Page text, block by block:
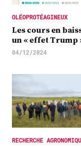
OLÉOPROTÉAGINEUX
Les cours en
un « effet Trump
04/12/2024
RECHERCHE